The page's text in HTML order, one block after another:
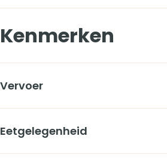
Kenmerken
Vervoer
Eetgelegenheid